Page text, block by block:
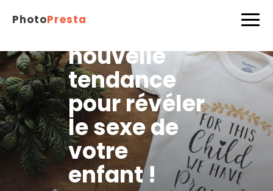
PhotoPrestaReveal
Party, la
nouvelle
tendance
pour révéler
le sexe de
votre
enfant !